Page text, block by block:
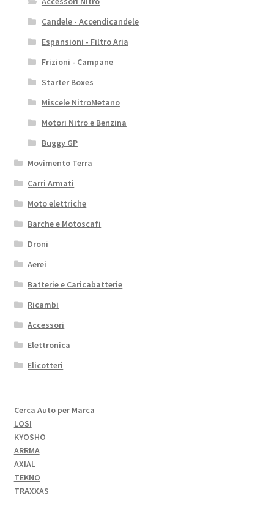
Candele - Accendicandele
Espansioni - Filtro Aria
Frizioni - Campane
Starter Boxes
Miscele NitroMetano
Motori Nitro e Benzina
Buggy GP
Movimento Terra
Carri Armati
Moto elettriche
Barche e Motoscafi
Droni
Aerei
Batterie e Caricabatterie
Ricambi
Accessori
Elettronica
Elicotteri
Cerca Auto per Marca
LOSI
KYOSHO
ARRMA
AXIAL
TEKNO
TRAXXAS